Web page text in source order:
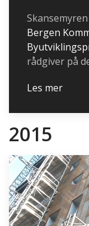
Bergen
rådgiver på
Les mer
2015